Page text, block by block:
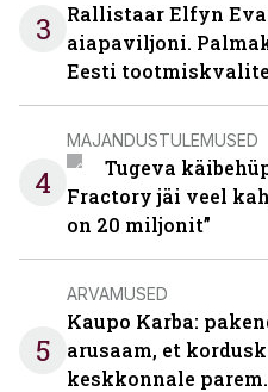
3
Rallistaar Elfyn
aiapaviljoni.
Eesti
4
MAJANDUSTULEMUSED
Tugeva
Fractory jäi veel
on 20 miljonit”
5
ARVAMUSED
Kaupo Karba:
arusaam, et
keskkonnale